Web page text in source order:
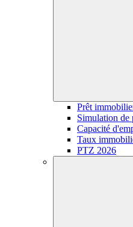
Prêt
Simulation de
Capacité
Taux
PTZ 2026